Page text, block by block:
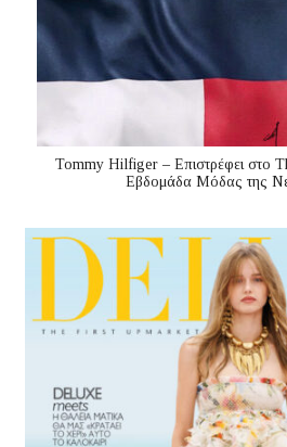
Tommy Hilfiger – Επιστρέφει στο
Εβδομάδα Μόδας της